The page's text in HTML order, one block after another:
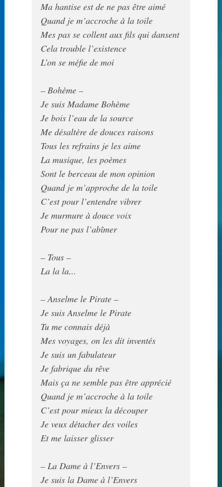
Ma hantise est de ne pas être aimé
Quand je m’accroche à la toile
Mes pas se collent aux fils qui dansent
Cela trouble l’existence
L’on se méfie de moi
– Bohème –
Je suis Madame Bohème
Je bois l’eau de la source
Me désaltère de douces raisons
Tous les refrains je les aime
La musique, les poèmes
Sont le berceau de mon opinion
Quand je m’approche de la toile
C’est pour l’entendre vibrer
Je murmure à douce voix
Pour ne pas l’abîmer
– Tous –
La la la...
– Anselme le Pirate –
Je suis Anselme le Pirate
Tu me connais déjà
Mes voyages, on les dit inventés
Je suis un fabulateur
Je fabrique du rêve
Mais ça ne semble pas être apprécié
Quand je m’accroche à la toile
C’est pour mieux la découper
Je veux détacher des voiles
Et me laisser glisser
– La Dame à l’Envers –
Je suis la Dame à l’Envers